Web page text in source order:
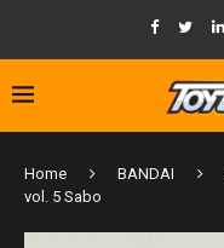
Home BANDAI
vol. 5 Sabo